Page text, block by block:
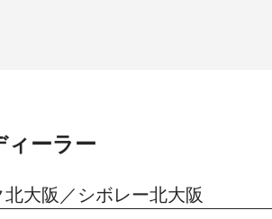
ーラー
大阪／シボレー北大阪